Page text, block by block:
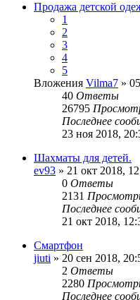
Продажа детской
1
2
3
4
5
Вложения Vilma7 »
40 Ответы
26795
Последнее
23 ноя 2018,
Шахматы для детей.
ev93 » 21 окт 2018,
0 Ответы
2131
Последнее
21 окт 2018,
Смартфон
jiuti » 20 сен 2018,
2 Ответы
2280
Последнее